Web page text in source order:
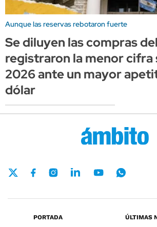
Aunque las reservas rebotaron fuerte
Se diluyen las compras
registraron la menor cifra
2026 ante un mayor
dólar
PORTADA
ÚLTIMAS